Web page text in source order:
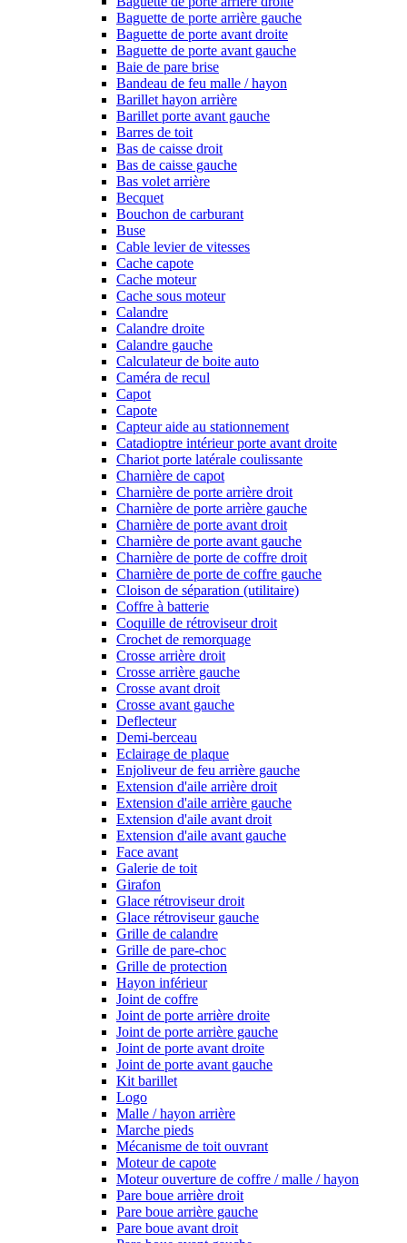
Baguette de porte arrière gauche
Baguette de porte avant droite
Baguette de porte avant gauche
Baie de pare brise
Bandeau de feu malle / hayon
Barillet hayon arrière
Barillet porte avant gauche
Barres de toit
Bas de caisse droit
Bas de caisse gauche
Bas volet arrière
Becquet
Bouchon de carburant
Buse
Cable levier de vitesses
Cache capote
Cache moteur
Cache sous moteur
Calandre
Calandre droite
Calandre gauche
Calculateur de boite auto
Caméra de recul
Capot
Capote
Capteur aide au stationnement
Catadioptre intérieur porte avant droite
Chariot porte latérale coulissante
Charnière de capot
Charnière de porte arrière droit
Charnière de porte arrière gauche
Charnière de porte avant droit
Charnière de porte avant gauche
Charnière de porte de coffre droit
Charnière de porte de coffre gauche
Cloison de séparation (utilitaire)
Coffre à batterie
Coquille de rétroviseur droit
Crochet de remorquage
Crosse arrière droit
Crosse arrière gauche
Crosse avant droit
Crosse avant gauche
Deflecteur
Demi-berceau
Eclairage de plaque
Enjoliveur de feu arrière gauche
Extension d'aile arrière droit
Extension d'aile arrière gauche
Extension d'aile avant droit
Extension d'aile avant gauche
Face avant
Galerie de toit
Girafon
Glace rétroviseur droit
Glace rétroviseur gauche
Grille de calandre
Grille de pare-choc
Grille de protection
Hayon inférieur
Joint de coffre
Joint de porte arrière droite
Joint de porte arrière gauche
Joint de porte avant droite
Joint de porte avant gauche
Kit barillet
Logo
Malle / hayon arrière
Marche pieds
Mécanisme de toit ouvrant
Moteur de capote
Moteur ouverture de coffre / malle / hayon
Pare boue arrière droit
Pare boue arrière gauche
Pare boue avant droit